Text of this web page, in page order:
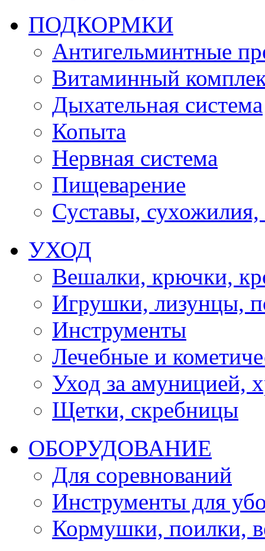
ПОДКОРМКИ
Антигельминтные
Витаминный
Дыхательная система
Копыта
Нервная система
Пищеварение
Суставы, сухожилия,
УХОД
Вешалки, крючки,
Игрушки, лизунцы,
Инструменты
Лечебные и
Уход за амуницией,
Щетки, скребницы
ОБОРУДОВАНИЕ
Для соревнований
Инструменты для
Кормушки, поилки,